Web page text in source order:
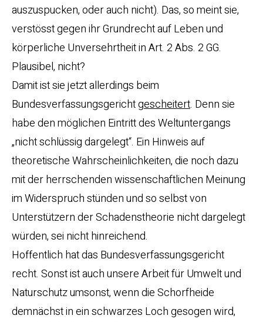
auszuspucken, oder auch nicht). Das, so meint sie,
verstösst gegen ihr Grundrecht auf Leben und
körperliche Unversehrtheit in Art. 2 Abs. 2 GG.
Plausibel, nicht?
Damit ist sie jetzt allerdings beim
Bundesverfassungsgerichtgescheitert. Denn sie
habe den möglichen Eintritt des Weltuntergangs
„nicht schlüssig dargelegt“. Ein Hinweis auf
theoretische Wahrscheinlichkeiten, die noch dazu
mit der herrschenden wissenschaftlichen Meinung
im Widerspruch stünden und so selbst von
Unterstützern der Schadenstheorie nicht dargelegt
würden, sei nicht hinreichend.
Hoffentlich hat das Bundesverfassungsgericht
recht. Sonst ist auch unsere Arbeit für Umwelt und
Naturschutz umsonst, wenn die Schorfheide
demnächst in ein schwarzes Loch gesogen wird,